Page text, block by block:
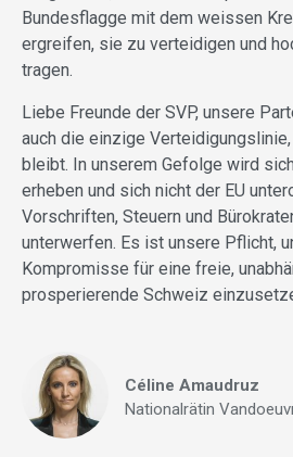
Bundesflagge mit dem weissen
ergreifen, sie zu verteidigen und
tragen.
Liebe Freunde der SVP, unsere
auch die einzige
bleibt. In unserem Gefolge wird
erheben und sich nicht der EU
Vorschriften, Steuern und
unterwerfen. Es ist unsere Pflicht,
Kompromisse für eine freie,
prosperierende Schweiz
Céline Amaudruz
Nationalrätin